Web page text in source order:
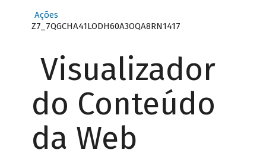
Ações
Z7_7QGCHA41LODH60A3OQA8RN1417
Visualizador
do Conteúdo
da Web